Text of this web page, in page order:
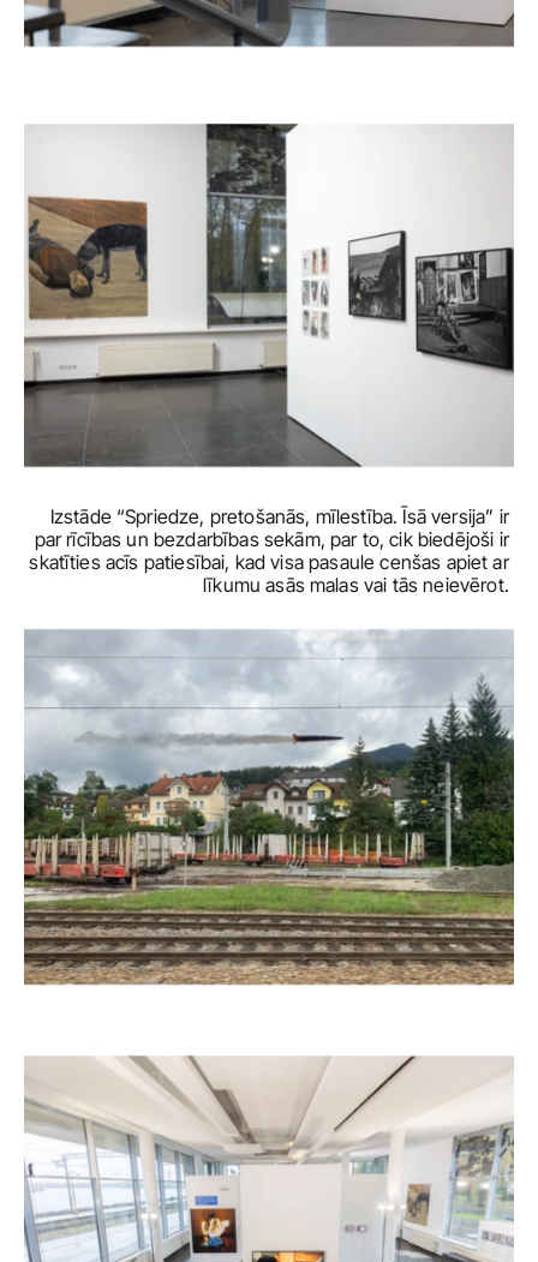
Izstāde “Spriedze, pretošanās, mīlestība. Īsā versija” ir
par rīcības un bezdarbības sekām, par to, cik biedējoši ir
skatīties acīs patiesībai, kad visa pasaule cenšas apiet ar
līkumu asās malas vai tās neievērot.